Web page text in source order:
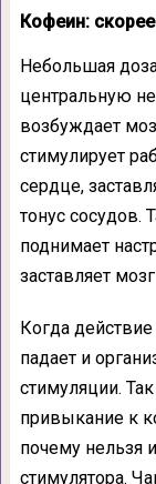
Кофеин:
Небольшая
центральную
возбуждает
стимулирует
сердце,
тонус сосудов.
поднимает
заставляет
Когда
падает и
стимуляции.
привыкание к
почему нельзя
стимулятора.